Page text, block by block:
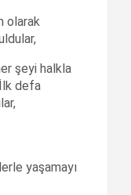
olarak
şeyi halkla
defa
yaşamayı